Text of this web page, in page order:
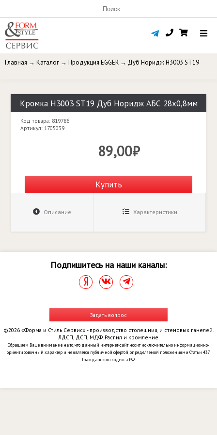
Главная → Каталог → Продукция EGGER → Дуб Норидж H3003 ST19
Кромка H3003 ST19 Дуб Норидж АБС 28х0,8мм
Код товара: 819786
Артикул: 1705039
89,00₽
Купить
Описание Характеристики
Подпишитесь на наши каналы:
Задать вопрос
©2026 «Форма и Стиль Сервис» - производство столешниц и стеновых панелей.
ЛДСП, ДСП, МДФ. Распил и кромление.
Обращаем Ваше внимание на то, что данный интернет-сайт носит исключительно информационно-
ориентировочный характер и не является публичной офертой, определяемой положениями Статьи 437
Гражданского кодекса РФ.